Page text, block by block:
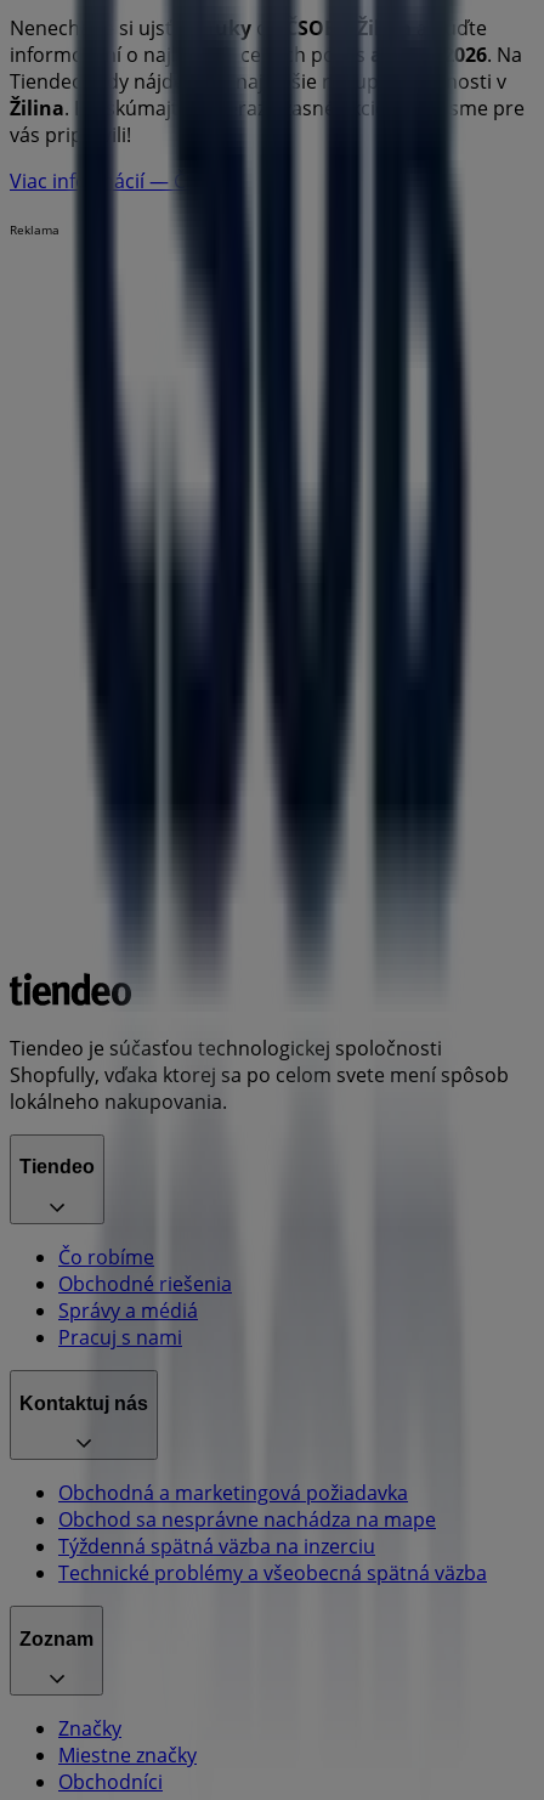
Nenechajte si ujsť
ponuky od ČSOB Žilina
a buďte
informovaní o najlepších cenách počas august 2026. Na
Tiendeo vždy nájdete tie najlepšie nákupné možnosti v
Žilina. Preskúmajte už teraz úžasné akcie, ktoré sme pre
vás pripravili!
Viac informácií — ČSOB
Reklama
Tiendeo je súčasťou technologickej spoločnosti
Shopfully, vďaka ktorej sa po celom svete mení spôsob
lokálneho nakupovania.
Tiendeo
Čo robíme
Obchodné riešenia
Správy a médiá
Pracuj s nami
Kontaktuj nás
Obchodná a marketingová požiadavka
Obchod sa nesprávne nachádza na mape
Týždenná spätná väzba na inzerciu
Technické problémy a všeobecná spätná väzba
Zoznam
Značky
Miestne značky
Obchodníci